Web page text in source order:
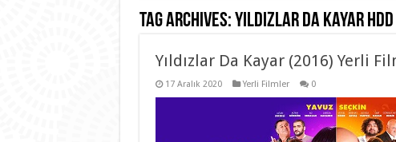
Tag Archives:Yıldızlar Da Kayar
Yıldızlar Da Kayar (2016) Yerli
17 Aralık 2020 Yerli Filmler 0